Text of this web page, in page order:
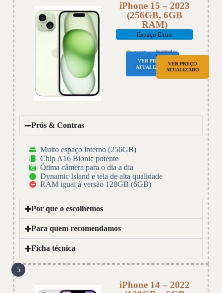
iPhone 15 – 2023
(256GB, 6GB
RAM)
Espaço Extra
VER PREÇO
ATUALIZADO
VER PREÇO
ATUALIZADO
Prós & Contras
Muito espaço interno (256GB)
Chip A16 Bionic potente
Ótima câmera para o dia a dia
Dynamic Island e tela de alta qualidade
RAM igual à versão 128GB (6GB)
Por que o escolhemos
Para quem recomendamos
Ficha técnica
5
iPhone 14 – 2022